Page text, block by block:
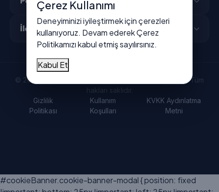
İletişim
© 2026 Vitrindeyiz - Türkiye'nin dijital işletme rehberi. Tüm
hakları saklıdır.
Gizlilik
Politikası
Kullanım
Koşulları
KVKK Aydınlatma
Metni
#cookieBanner.cookie-banner-modal { position: fixed
Çerez Kullanımı
Deneyiminizi iyileştirmek için çerezleri
kullanıyoruz. Devam ederekÇerez
Politikamızıkabul etmiş sayılırsınız.
Kabul Et